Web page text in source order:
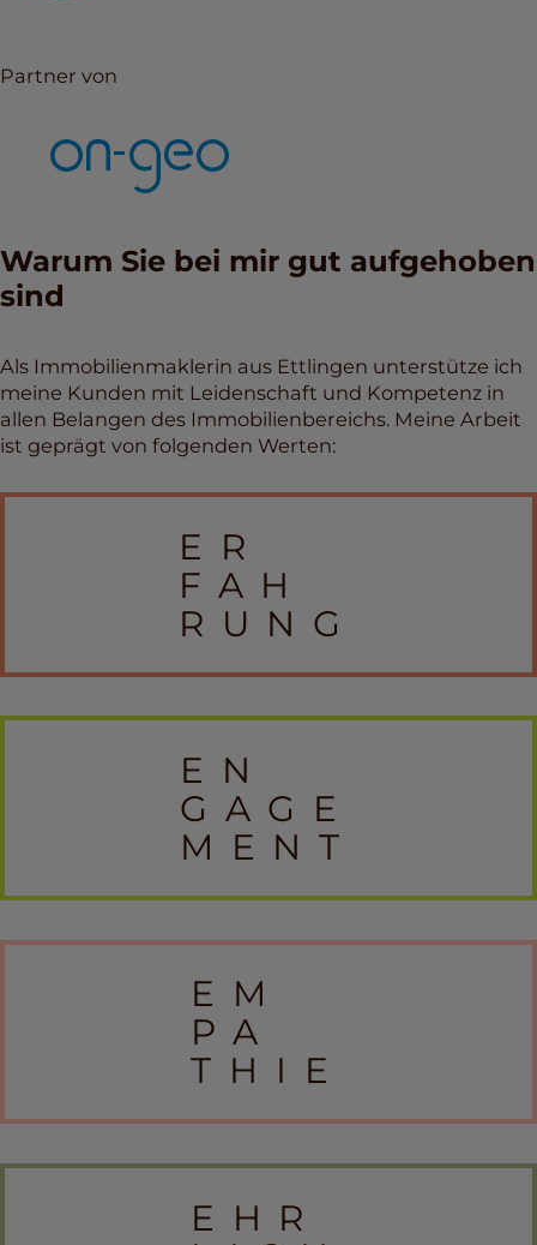
Partner von
Warum Sie bei mir gut aufgehoben
sind
Als Immobilienmaklerin aus Ettlingen unterstütze ich
meine Kunden mit Leidenschaft und Kompetenz in
allen Belangen des Immobilienbereichs. Meine Arbeit
ist geprägt von folgenden Werten:
ER
FAH
RUNG
EN
GAGE
MENT
EM
PA
THIE
EHR